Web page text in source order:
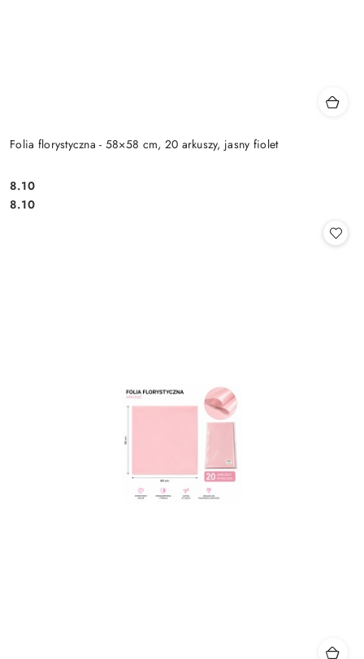
Folia florystyczna - 58×58 cm, 20 arkuszy, jasny fiolet
Cena:
8.10
Cena:
8.10